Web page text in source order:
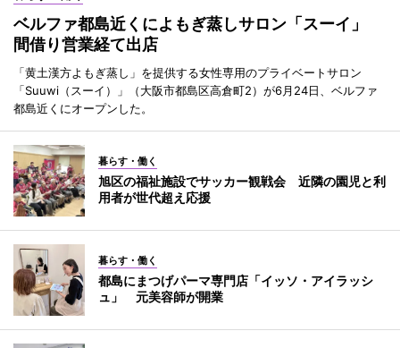
ベルファ都島近くによもぎ蒸しサロン「スーイ」
間借り営業経て出店
「黄土漢方よもぎ蒸し」を提供する女性専用のプライベートサロン
「Suuwi（スーイ）」（大阪市都島区高倉町2）が6月24日、ベルファ
都島近くにオープンした。
暮らす・働く
旭区の福祉施設でサッカー観戦会 近隣の園児と利
用者が世代超え応援
暮らす・働く
都島にまつげパーマ専門店「イッソ・アイラッシ
ュ」 元美容師が開業